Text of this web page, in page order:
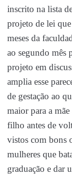
inscrito na lista
projeto de lei que
meses da
ao segundo mês
projeto em
amplia esse
de gestação ao
maior para a mãe
filho antes de
vistos com bons
mulheres que
graduação e dar